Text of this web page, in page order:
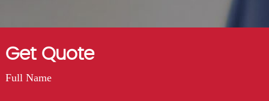
Get Quote
Full Name